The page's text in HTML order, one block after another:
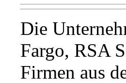
Die
Fargo, RSA
Firmen aus